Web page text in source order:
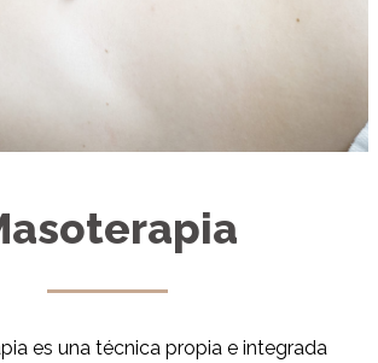
es una técnica propia e integrada